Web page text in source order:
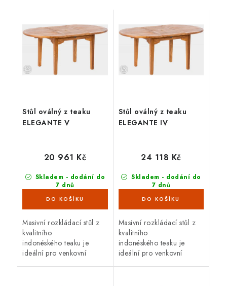
Stůl oválný z teaku
ELEGANTE V
Skladem - dodání do
7 dnů
(3 ks)
20 961 Kč
Masivní rozkládací stůl z
kvalitního
indonéského teaku je
ideální pro venkovní
Stůl oválný z teaku
ELEGANTE IV
Skladem - dodání do
7 dnů
(2 ks)
24 118 Kč
Masivní rozkládací stůl z
kvalitního
indonéského teaku je
ideální pro venkovní